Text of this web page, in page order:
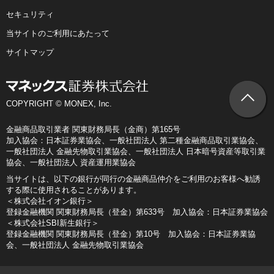
セキュリティ
当サイトのご利用にあたって
サイトマップ
COPYRIGHT © MONEX, Inc.
金融商品取引業者 関東財務局長（金商）第165号
加入協会：日本証券業協会、一般社団法人 第二種金融商品取引業協会、
一般社団法人 金融先物取引業協会、一般社団法人 日本暗号資産等取引業
協会、一般社団法人 資産運用業協会
当サイトは、以下の銀行が同行の金融商品仲介をご利用のお客様へ勧誘
する際に使用されることがあります。
＜株式会社イオン銀行＞
登録金融機関 関東財務局長（登金）第633号 加入協会：日本証券業協会
＜株式会社SBI新生銀行＞
登録金融機関 関東財務局長（登金）第10号 加入協会：日本証券業協
会、一般社団法人 金融先物取引業協会